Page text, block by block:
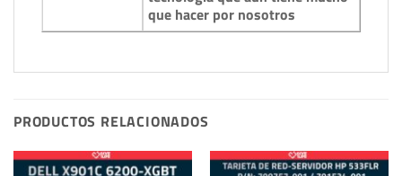
que hacer por nosotros
PRODUCTOS RELACIONADOS